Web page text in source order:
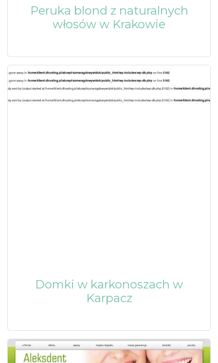
Peruka blond z naturalnych
włosów w Krakowie
Domki w karkonoszach w
Karpacz